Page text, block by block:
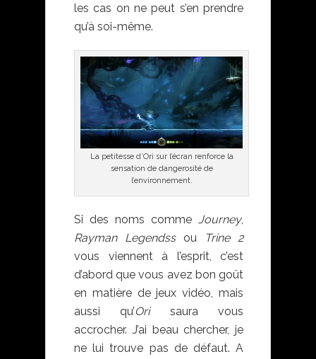
les cas on ne peut s’en prendre
qu’à soi-même.
La petitesse d’Ori sur l’écran renforce la
sensation de dangerosité de
l’environnement.
Si des noms comme Journey,
Rayman Legendssou
Trine 2
vous viennent à l’esprit, c’est
d’abord que vous avez bon goût
en matière de jeux vidéo, mais
aussi qu’Orisaura vous
accrocher. J’ai beau chercher, je
ne lui trouve pas de défaut. A